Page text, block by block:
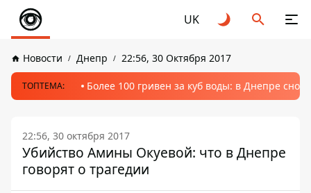
UK
Новости Днепр 22:56, 30 Октября 2017
ТОПТЕМА: Более 100 гривен за куб воды: в Днепре
22:56, 30 октября 2017
Убийство Амины Окуевой: что в Днепре
говорят о трагедии